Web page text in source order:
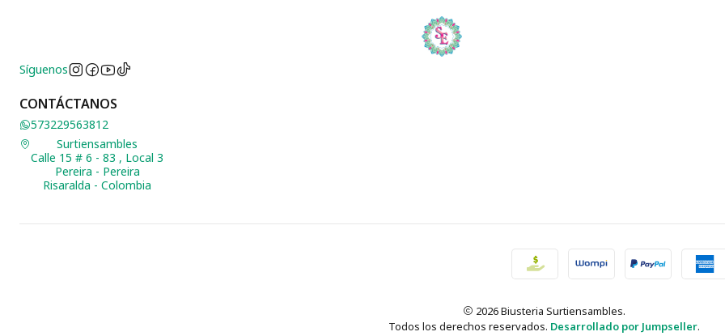
Síguenos
CONTÁCTANOS
573229563812
Surtiensambles
Calle 15 # 6 - 83 , Local 3
Pereira - Pereira
Risaralda - Colombia
2026 Biusteria Surtiensambles.
Todos los derechos reservados. Desarrollado por Jumpseller.